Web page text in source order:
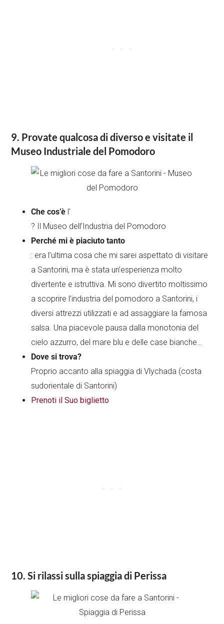
9. Provate qualcosa di diverso e visitate il
Museo Industriale del Pomodoro
Che cos’è l’
? Il Museo dell’Industria del Pomodoro
Perché mi è piaciuto tanto
: era l’ultima cosa che mi sarei aspettato di visitare
a Santorini, ma è stata un’esperienza molto
divertente e istruttiva. Mi sono divertito moltissimo
a scoprire l’industria del pomodoro a Santorini, i
diversi attrezzi utilizzati e ad assaggiare la famosa
salsa. Una piacevole pausa dalla monotonia del
cielo azzurro, del mare blu e delle case bianche…
Dove si trova?
Proprio accanto alla spiaggia di Vlychada (costa
sudorientale di Santorini)
Prenoti il Suo biglietto
10. Si rilassi sulla spiaggia di Perissa